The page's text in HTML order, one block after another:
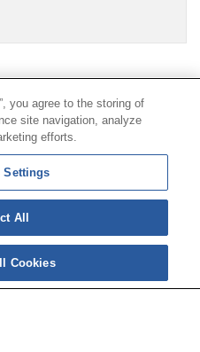
|Zona Privada Comisión de
Zona Privada Proveedor
del sitio | Aviso legal
Datos
you agree to the storing of
site navigation, analyze
efforts.
Settings
All
Cookies